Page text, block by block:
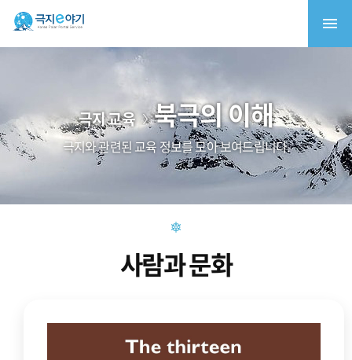
극지 교육 북극의 이해
극지와 관련된 교육 정보를 모아 보여드립니다.
사람과 문화